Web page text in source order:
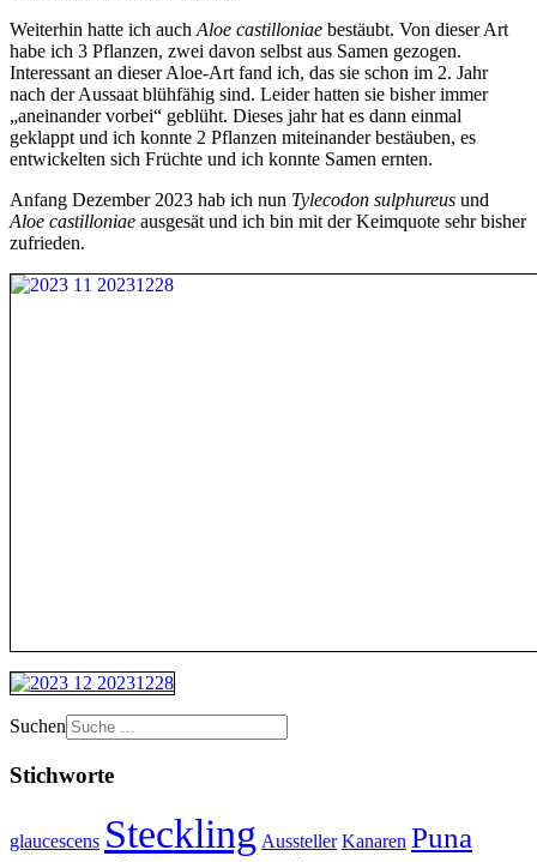
Weiterhin hatte ich auch Aloe castilloniae bestäubt. Von dieser Art
habe ich 3 Pflanzen, zwei davon selbst aus Samen gezogen.
Interessant an dieser Aloe-Art fand ich, das sie schon im 2. Jahr
nach der Aussaat blühfähig sind. Leider hatten sie bisher immer
„aneinander vorbei“ geblüht. Dieses jahr hat es dann einmal
geklappt und ich konnte 2 Pflanzen miteinander bestäuben, es
entwickelten sich Früchte und ich konnte Samen ernten.
Anfang Dezember 2023 hab ich nun Tylecodon sulphureus und
Aloe castilloniae ausgesät und ich bin mit der Keimquote sehr bisher
zufrieden.
Suchen
Stichworte
glaucescens Steckling Aussteller Kanaren Puna